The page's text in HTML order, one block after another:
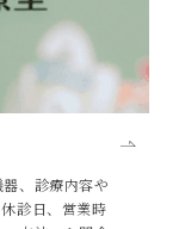
、診療内容や
診日、営業時